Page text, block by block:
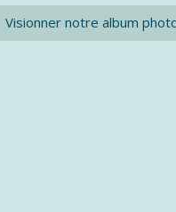
Visionner notre album